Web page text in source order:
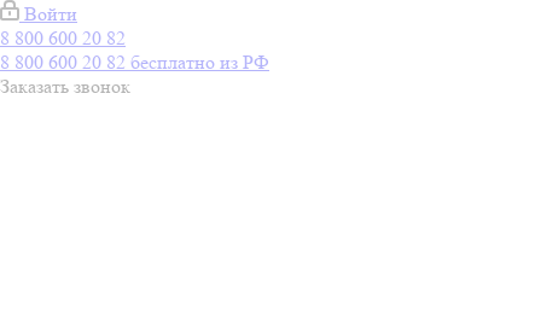
Войти
8 800 600 20 82
8 800 600 20 82 бесплатно из РФ
Заказать звонок